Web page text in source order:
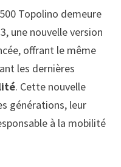
Topolino demeure
une nouvelle version
offrant le même
les dernières
. Cette nouvelle
générations, leur
à la mobilité